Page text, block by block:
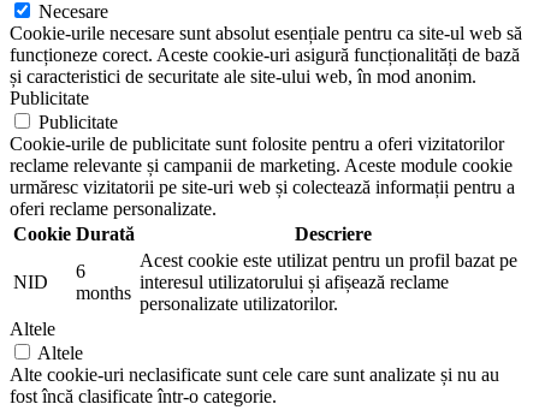
Necesare
Cookie-urile necesare sunt absolut esențiale pentru ca site-ul web să
funcționeze corect. Aceste cookie-uri asigură funcționalități de bază
și caracteristici de securitate ale site-ului web, în mod anonim.
Publicitate
Publicitate
Cookie-urile de publicitate sunt folosite pentru a oferi vizitatorilor
reclame relevante și campanii de marketing. Aceste module cookie
urmăresc vizitatorii pe site-uri web și colectează informații pentru a
oferi reclame personalizate.
Cookie Durată Descriere
NID
6
months
Acest cookie este utilizat pentru un profil bazat pe
interesul utilizatorului și afișează reclame
personalizate utilizatorilor.
Altele
Altele
Alte cookie-uri neclasificate sunt cele care sunt analizate și nu au
fost încă clasificate într-o categorie.